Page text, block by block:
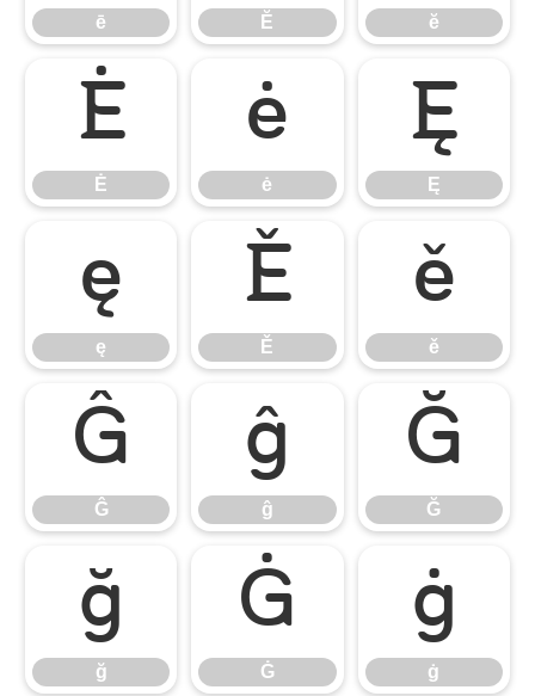
ē Ĕ ĕ
Ė
Ė
ė
ė
Ę
Ę
ę
ę
Ě
Ě
ě
ě
Ĝ
Ĝ
ĝ
ĝ
Ğ
Ğ
ğ
ğ
Ġ
Ġ
ġ
ġ